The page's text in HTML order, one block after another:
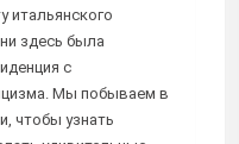
итальянского
здесь была
с
Мы побываем в
чтобы узнать